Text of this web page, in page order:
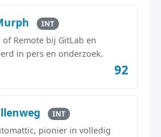
INT
of Remote bij GitLab en
in pers en onderzoek.
92
INT
pionier in volledig